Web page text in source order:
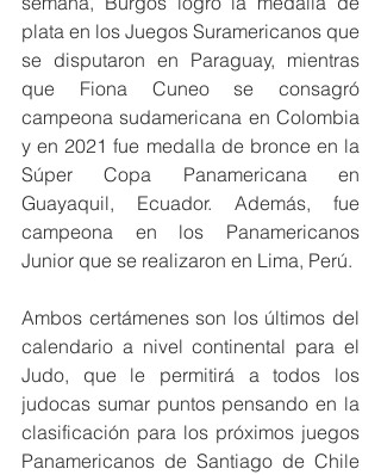
plata en los Juegos Suramericanos que
se disputaron en Paraguay, mientras
que Fiona Cuneo se consagró
campeona sudamericana en Colombia
y en 2021 fue medalla de bronce en la
Súper Copa Panamericana en
Guayaquil, Ecuador. Además, fue
campeona en los Panamericanos
Junior que se realizaron en Lima, Perú.
Ambos certámenes son los últimos del
calendario a nivel continental para el
Judo, que le permitirá a todos los
judocas sumar puntos pensando en la
clasificación para los próximos juegos
Panamericanos de Santiago de Chile